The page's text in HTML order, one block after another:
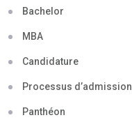
Bachelor
MBA
Candidature
Processus d’admission
Panthéon